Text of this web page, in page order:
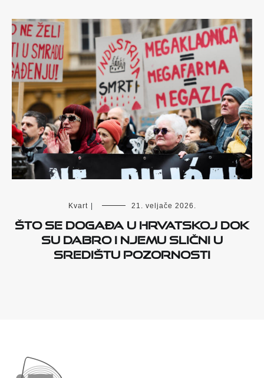
Kvart | 21. veljače 2026.
Što se događa u Hrvatskoj dok
su Dabro i njemu slični u
središtu pozornosti